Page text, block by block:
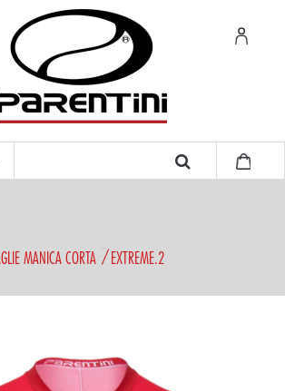
MANICA CORTA EXTREME.2